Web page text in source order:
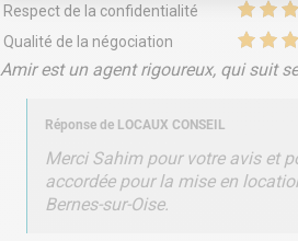
Notre plateforme vous permet d'adapter
Respect de la confidentialité
Qualité de la négociation
Amir est un agent rigoureux, qui suit
Réponse de LOCAUX CONSEIL
Merci Sahim pour votre avis et
accordée pour la mise en
Bernes-sur-Oise.